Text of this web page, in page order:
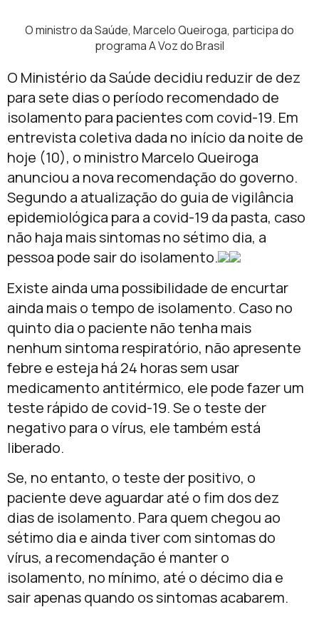
O ministro da Saúde, Marcelo Queiroga, participa do
programa A Voz do Brasil
O Ministério da Saúde decidiu reduzir de dez
para sete dias o período recomendado de
isolamento para pacientes com covid-19. Em
entrevista coletiva dada no início da noite de
hoje (10), o ministro Marcelo Queiroga
anunciou a nova recomendação do governo.
Segundo a atualização do guia de vigilância
epidemiológica para a covid-19 da pasta, caso
não haja mais sintomas no sétimo dia, a
pessoa pode sair do isolamento.
Existe ainda uma possibilidade de encurtar
ainda mais o tempo de isolamento. Caso no
quinto dia o paciente não tenha mais
nenhum sintoma respiratório, não apresente
febre e esteja há 24 horas sem usar
medicamento antitérmico, ele pode fazer um
teste rápido de covid-19. Se o teste der
negativo para o vírus, ele também está
liberado.
Se, no entanto, o teste der positivo, o
paciente deve aguardar até o fim dos dez
dias de isolamento. Para quem chegou ao
sétimo dia e ainda tiver com sintomas do
vírus, a recomendação é manter o
isolamento, no mínimo, até o décimo dia e
sair apenas quando os sintomas acabarem.